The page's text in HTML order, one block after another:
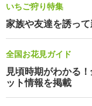
いちご狩り特集
家族や友達を誘っ
全国お花見ガイド
見頃時期がわかる
ット情報を掲載